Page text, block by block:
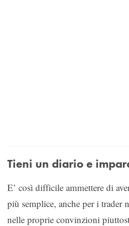
Tieni un diario e
E’ così difficile ammettere di
più semplice, anche per i trader
nelle proprie convinzioni